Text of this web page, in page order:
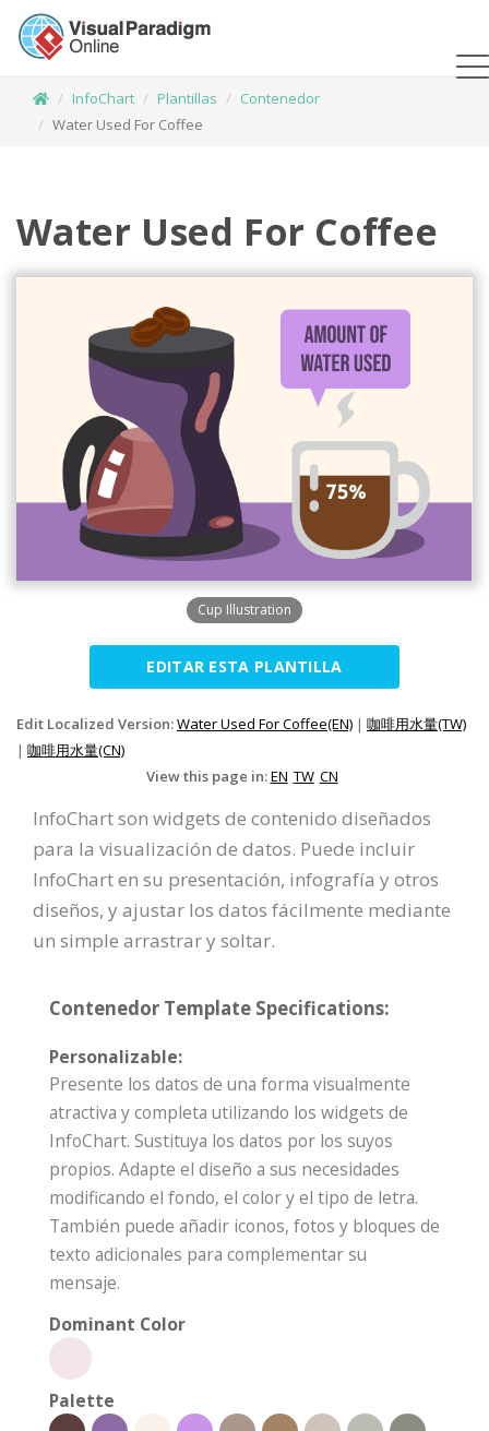
InfoChart Plantillas
Contenedor
Water Used For Coffee
Water Used For Coffee
Cup Illustration
EDITAR ESTA PLANTILLA
Edit Localized Version:Water Used For Coffee(EN) | 咖啡用水量(TW)
| 咖啡用水量(CN)
View this page in:EN TW CN
InfoChart son widgets de contenido diseñados
para la visualización de datos. Puede incluir
InfoChart en su presentación, infografía y otros
diseños, y ajustar los datos fácilmente mediante
un simple arrastrar y soltar.
Contenedor Template Specifications:
Personalizable:
Presente los datos de una forma visualmente
atractiva y completa utilizando los widgets de
InfoChart. Sustituya los datos por los suyos
propios. Adapte el diseño a sus necesidades
modificando el fondo, el color y el tipo de letra.
También puede añadir iconos, fotos y bloques de
texto adicionales para complementar su
mensaje.
Dominant Color
Palette